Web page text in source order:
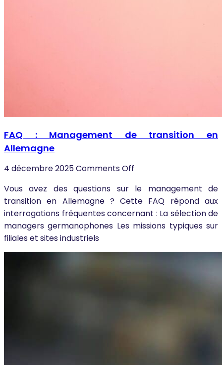
FAQ : Management de transition en
Allemagne
4 décembre 2025Comments Off
Vous avez des questions sur le management de
transition en Allemagne ? Cette FAQ répond aux
interrogations fréquentes concernant : La sélection de
managers germanophones Les missions typiques sur
filiales et sites industriels